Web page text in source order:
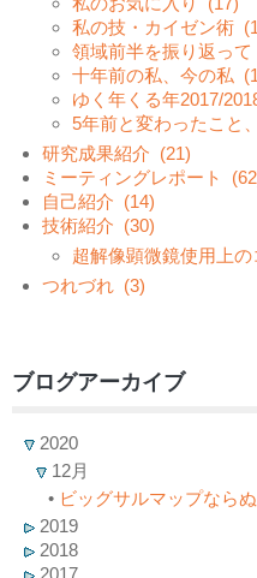
私の技・カイゼン術
領域前半を振り返って
十年前の私、今の私
ゆく年くる年2017/
5年前と変わったこと
研究成果紹介 (21)
ミーティングレポート
自己紹介 (14)
技術紹介 (30)
超解像顕微鏡使用上の
つれづれ (3)
ブログアーカイブ
2020
12月
• ビッグサルマップなら
2019
2018
2017